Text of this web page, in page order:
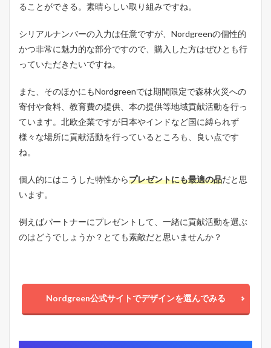
ることができる。素晴らしい取り組みですね。
シリアルナンバーの入力は任意ですが、Nordgreenの個性的
かつ非常に魅力的な部分ですので、購入した方はぜひとも行
っていただきたいですね。
また、そのほかにもNordgreenでは期間限定で森林火災への
寄付や食料、教育費の提供、本の提供等地域貢献活動を行っ
ています。北欧企業ですが日本やインドなど国に縛られず
様々な場所に貢献活動を行っているところも、良い点です
ね。
個人的にはこうした特性からプレゼントにも最適の品だと思
います。
例えばパートナーにプレゼントして、一緒に貢献活動を選ぶ
のはどうでしょうか？とても素敵だと思いませんか？
Nordgreen公式サイトでデザインを選んでみる